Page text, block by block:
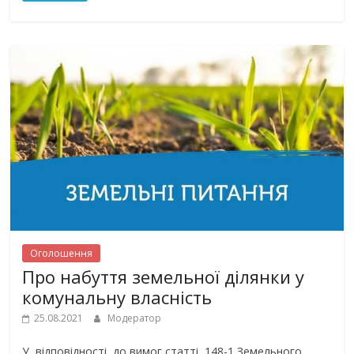
Оголошення
Про набуття земельної ділянки у
комунальну власність
25.08.2021 Модератор